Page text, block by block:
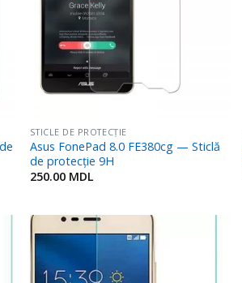
STICLE DE PROTECȚIE
Asus FonePad 8.0 FE380cg — Sticlă
de protecție 9H
250.00 MDL